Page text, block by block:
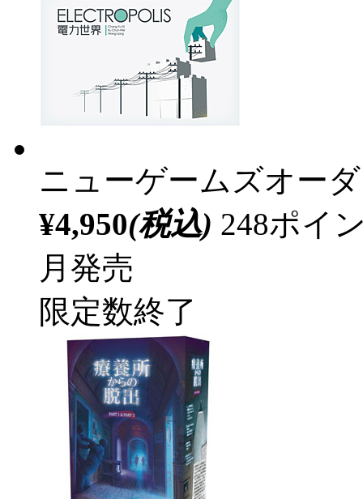
ニューゲームズオー
¥4,950(税込) 248ポイ
月発売
限定数終了